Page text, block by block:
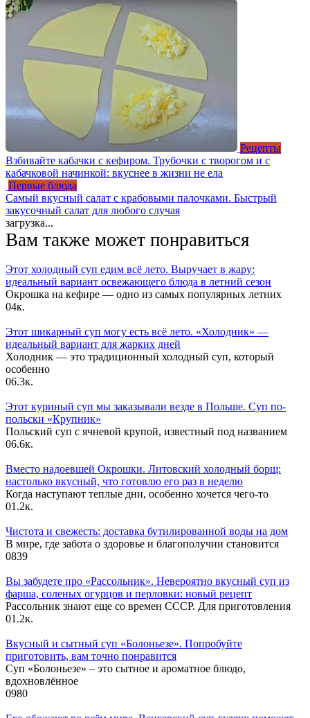
Рецепты
Взбивайте кабачки с кефиром. Трубочки с творогом и с
кабачковой начинкой: вкуснее в жизни не ела
Первые блюда
Самый вкусный салат с крабовыми палочками. Быстрый
закусочный салат для любого случая
загрузка...
Вам также может понравиться
Этот холодный суп едим всё лето. Выручает в жару:
идеальный вариант освежающего блюда в летний сезон
Окрошка на кефире — одно из самых популярных летних
04к.
Этот шикарный суп могу есть всё лето. «Холодник» —
идеальный вариант для жарких дней
Холодник — это традиционный холодный суп, который
особенно
06.3к.
Этот куриный суп мы заказывали везде в Польше. Суп по-
польски «Крупник»
Польский суп с ячневой крупой, известный под названием
06.6к.
Вместо надоевшей Окрошки. Литовский холодный борщ:
настолько вкусный, что готовлю его раз в неделю
Когда наступают теплые дни, особенно хочется чего-то
01.2к.
Чистота и свежесть: доставка бутилированной воды на дом
В мире, где забота о здоровье и благополучии становится
0839
Вы забудете про «Рассольник». Невероятно вкусный суп из
фарша, соленых огурцов и перловки: новый рецепт
Рассольник знают еще со времен СССР. Для приготовления
01.2к.
Вкусный и сытный cуп «Болоньезе». Попробуйте
приготовить, вам точно понравится
Суп «Болоньезе» – это сытное и ароматное блюдо,
вдохновлённое
0980